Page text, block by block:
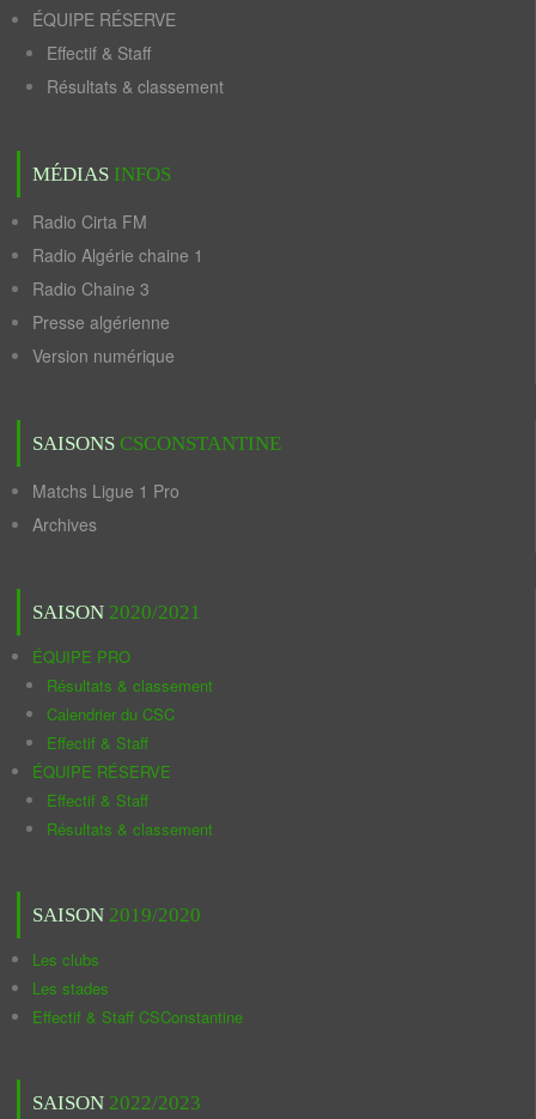
ÉQUIPE RÉSERVE
Effectif & Staff
Résultats & classement
MÉDIAS INFOS
Radio Cirta FM
Radio Algérie chaine 1
Radio Chaine 3
Presse algérienne
Version numérique
SAISONS CSCONSTANTINE
Matchs Ligue 1 Pro
Archives
SAISON 2020/2021
ÉQUIPE PRO
Résultats & classement
Calendrier du CSC
Effectif & Staff
ÉQUIPE RÉSERVE
Effectif & Staff
Résultats & classement
SAISON 2019/2020
Les clubs
Les stades
Effectif & Staff CSConstantine
SAISON 2022/2023